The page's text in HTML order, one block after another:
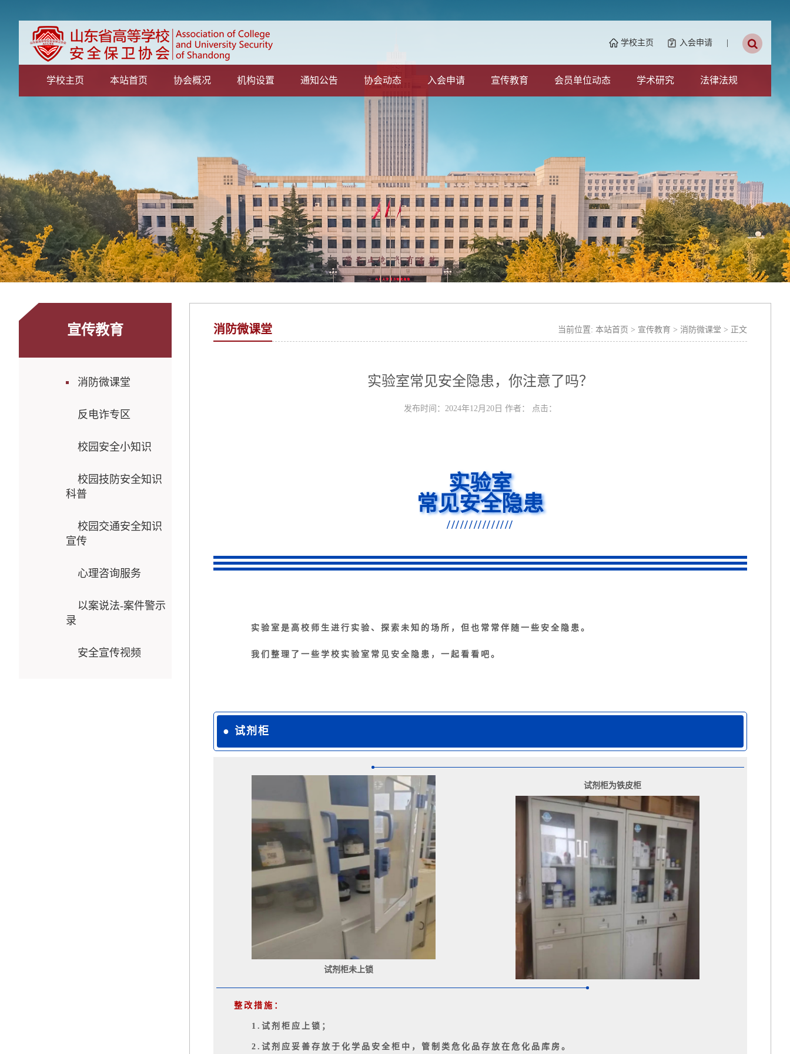
学校主页 入会申请
学校主页 本站首页 协会概况 机构设置 通知公告 协会动态 入会申请 宣传教育 会员单位动态 学术研究 法律法规
宣传教育
消防微课堂
反电诈专区
校园安全小知识
校园技防安全知识
科普
校园交通安全知识
宣传
心理咨询服务
以案说法-案件警示
录
安全宣传视频
消防微课堂 当前位置: 本站首页 > 宣传教育 > 消防微课堂 > 正文
实验室常见安全隐患，你注意了吗？
发布时间：2024年12月20日 作者： 点击：
实验室
常见安全隐患
///////////////
实验室是高校师生进行实验、探索未知的场所，但也常常伴随一些安全隐患。
我们整理了一些学校实验室常见安全隐患，一起看看吧。
● 试剂柜
试剂柜未上锁
试剂柜为铁皮柜
整改措施：
1.试剂柜应上锁；
2.试剂应妥善存放于化学品安全柜中，管制类危化品存放在危化品库房。